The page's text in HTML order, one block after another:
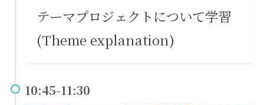
テーマプロジェクトについて学習
(Theme explanation)
10:45-11:30